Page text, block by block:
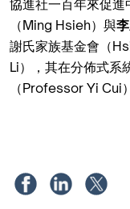
協進社一百年來促
（Ming Hsieh）與
謝氏家族基金會（
Li），其在分佈式系
（Professor Yi Cui